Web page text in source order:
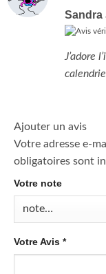
Note5
Sandra
J’adore
Ajouter un avis
Votre adresse e-
obligatoires sont
Votre note
Votre Avis *